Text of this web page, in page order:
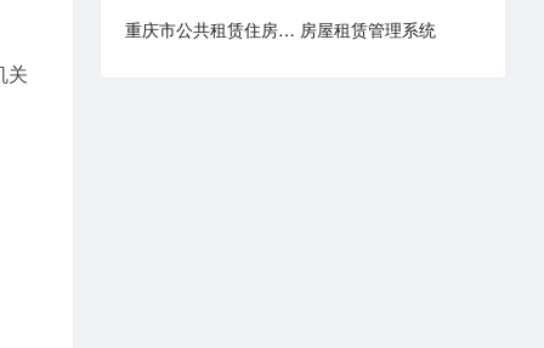
关
重庆市公共租赁住房网站 房屋租赁管理系统